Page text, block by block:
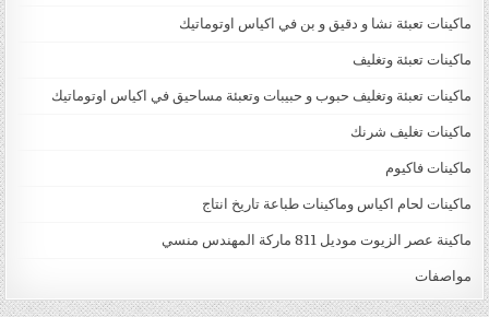
ماكينات تعبئة نشا و دقيق و بن في اكياس اوتوماتيك
ماكينات تعبئة وتغليف
ماكينات تعبئة وتغليف حبوب و حبيبات وتعبئة مساحيق في اكياس اوتوماتيك
ماكينات تغليف شرنك
ماكينات فاكيوم
ماكينات لحام اكياس وماكينات طباعة تاريخ انتاج
ماكينة عصر الزيوت موديل 811 ماركة المهندس منسي
مواصفات